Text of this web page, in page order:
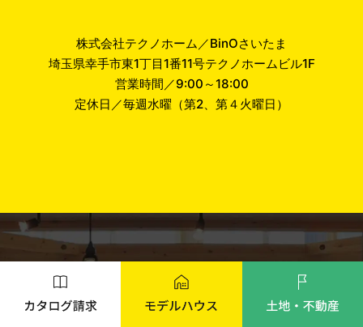
株式会社テクノホーム／BinOさいたま
埼玉県幸手市東1丁目1番11号テクノホームビル1F
営業時間／9:00～18:00
定休日／毎週水曜（第2、第４火曜日）